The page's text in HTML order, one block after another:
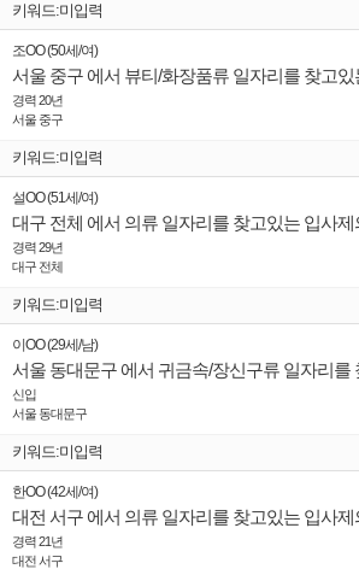
키워드:미입력
조OO(50세 /여)
경력 20년
서울 중구
키워드:미입력
설OO(51세 /여)
경력 29년
대구 전체
키워드:미입력
이OO(29세 /남)
신입
서울 동대문구
키워드:미입력
한OO(42세 /여)
경력 21년
대전 서구